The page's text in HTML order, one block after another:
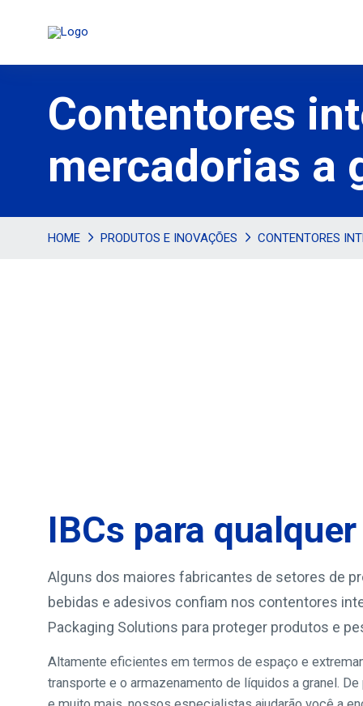
Contentores
mercadorias a
HOME PRODUTOS E INOVAÇÕES CONTENTORES
IBCs para
Alguns dos maiores fabricantes de setores de
bebidas e adesivos confiam nos contentores
Packaging Solutions para proteger produtos e
Altamente eficientes em termos de espaço e
transporte e o armazenamento de líquidos a granel.